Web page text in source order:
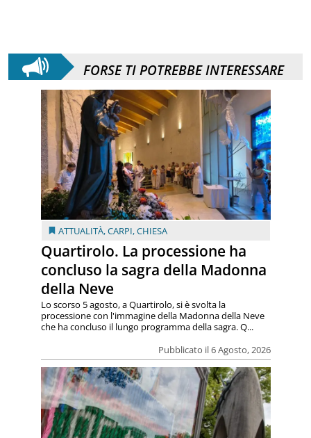
FORSE TI POTREBBE INTERESSARE
ATTUALITÀ,CARPI,CHIESA
Quartirolo. La processione ha
concluso la sagra della Madonna
della Neve
Pubblicato il 6 Agosto, 2026
Lo scorso 5 agosto, a Quartirolo, si è svolta la
processione con l'immagine della Madonna della Neve
che ha concluso il lungo programma della sagra. Q...